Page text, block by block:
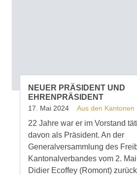
NEUER PRÄSIDENT UND
EHRENPRÄSIDENT
17. Mai 2024 Aus den Kantonen
22 Jahre war er im Vorstand
davon als Präsident. An der
Generalversammlung des
Kantonalverbandes vom 2.
Didier Ecoffey (Romont)